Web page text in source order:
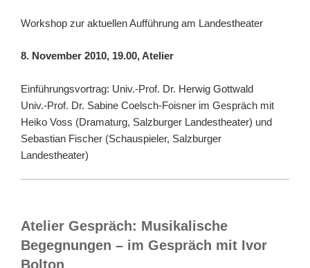
Workshop zur aktuellen Aufführung am Landestheater
8. November 2010, 19.00, Atelier
Einführungsvortrag: Univ.-Prof. Dr. Herwig Gottwald
Univ.-Prof. Dr. Sabine Coelsch-Foisner im Gespräch mit
Heiko Voss (Dramaturg, Salzburger Landestheater) und
Sebastian Fischer (Schauspieler, Salzburger
Landestheater)
Atelier Gespräch: Musikalische
Begegnungen – im Gespräch mit Ivor
Bolton